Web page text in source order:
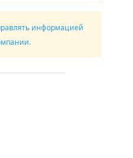
информацией